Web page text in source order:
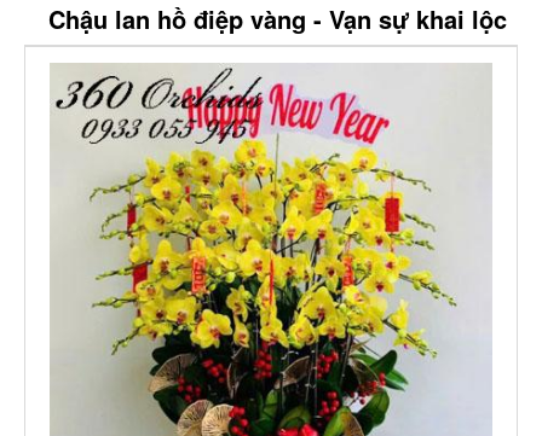
Chậu lan hồ điệp vàng - Vạn sự khai lộc